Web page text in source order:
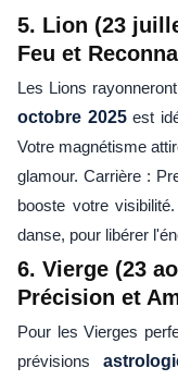
5. Lion (23
Feu et
Les Lions
octobre 2025est
Votre magnétisme
glamour. Carrière :
booste votre
danse, pour libérer
6. Vierge (23
Précision et
Pour les Vierges
prévisions